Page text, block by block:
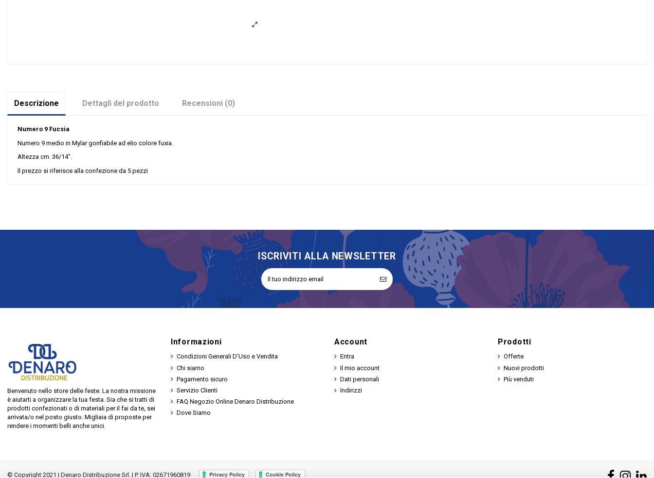
Descrizione Dettagli del prodotto Recensioni (0)
Numero 9 Fucsia
Numero 9 medio in Mylar gonfiabile ad elio colore fuxia.
Altezza cm. 36/14".
Il prezzo si riferisce alla confezione da 5 pezzi
materiale palloncini Mylar
ISCRIVITI ALLA NEWSLETTER
Benvenuto nello store delle feste. La nostra missione
è aiutarti a organizzare la tua festa. Sia che si tratti di
prodotti confezionati o di materiali per il fai da te, sei
arrivata/o nel posto giusto. Migliaia di proposte per
rendere i momenti belli anche unici.
Informazioni
Condizioni Generali D'Uso e Vendita
Chi siamo
Pagamento sicuro
Servizio Clienti
FAQ Negozio Online Denaro Distribuzione
Dove Siamo
Account
Entra
Il mio account
Dati personali
Indirizzi
Prodotti
Offerte
Nuovi prodotti
Più venduti
© Copyright 2021 | Denaro Distribuzione Srl. | P. IVA: 02671960819